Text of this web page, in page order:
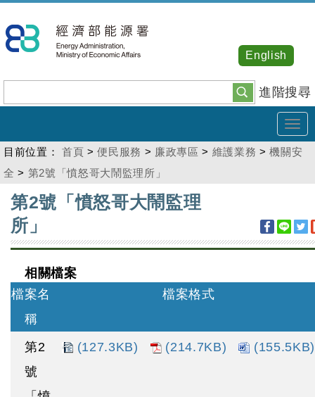
到
主
內
容
進階搜尋
English
目前位置： 首頁 >便民服務 > 廉政專區 > 維護業務 >機關安
全 > 第2號「憤怒哥大鬧監理所」
:::
第2號「憤怒哥大鬧監理
所」
相關檔案
檔案名
稱
檔案格式
第2
號
(127.3KB) (214.7KB) (155.5KB)